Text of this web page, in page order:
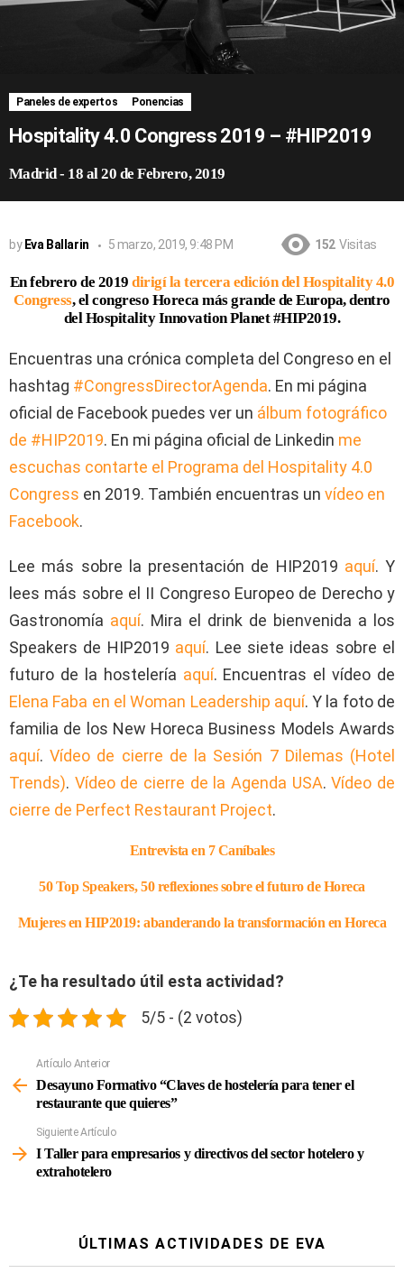
Paneles de expertos Ponencias
Hospitality 4.0 Congress 2019 – #HIP2019
Madrid- 18 al 20 de Febrero, 2019
by Eva Ballarin 5 marzo, 2019, 9:48 PM 152 Visitas
En febrero de 2019dirigí la tercera edición del Hospitality 4.0
Congress, el congreso Horeca más grande de Europa, dentro
del Hospitality Innovation Planet #HIP2019.
Encuentras una crónica completa del Congreso en el
hashtag #CongressDirectorAgenda. En mi página
oficial de Facebook puedes ver un álbum fotográfico
de #HIP2019. En mi página oficial de Linkedin me
escuchas contarte el Programa del Hospitality 4.0
Congress en 2019. También encuentras un vídeo en
Facebook.
Lee más sobre la presentación de HIP2019 aquí. Y
lees más sobre el II Congreso Europeo de Derecho y
Gastronomía aquí. Mira el drink de bienvenida a los
Speakers de HIP2019 aquí. Lee siete ideas sobre el
futuro de la hostelería aquí. Encuentras el vídeo de
Elena Faba en el Woman Leadership aquí. Y la foto de
familia de los New Horeca Business Models Awards
aquí.Vídeo de cierre de la Sesión 7 Dilemas (Hotel
Trends). Vídeo de cierre de la Agenda USA.Vídeo de
cierre de Perfect Restaurant Project.
Entrevista en 7 Caníbales
50 Top Speakers, 50 reflexiones sobre el futuro de Horeca
Mujeres en HIP2019: abanderando la transformación en Horeca
¿Te ha resultado útil esta actividad?
5/5 - (2 votos)
Más
Artículo Anterior
Desayuno Formativo “Claves de hostelería para tener el
restaurante que quieres”
Siguiente Artículo
I Taller para empresarios y directivos del sector hotelero y
extrahotelero
ÚLTIMAS ACTIVIDADES DE EVA